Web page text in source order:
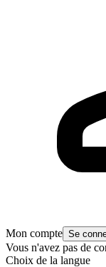
Mon compte Se
Vous n'avez pas de
Choix de la langue